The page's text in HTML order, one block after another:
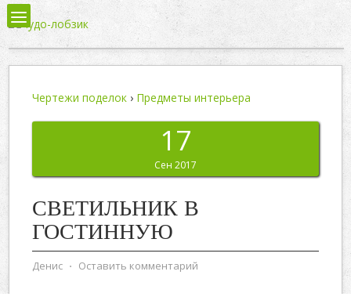
Чертежи поделок › Предметы интерьера
17
Сен 2017
СВЕТИЛЬНИК В
ГОСТИННУЮ
Денис ⋅ Оставить комментарий